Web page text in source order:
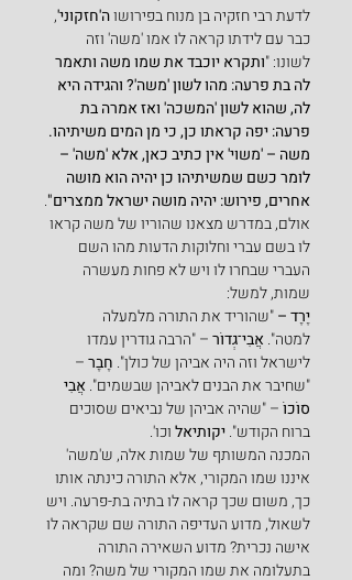
לדעת רבי חזקיה בן מנוח בפירושו ה'חזקוני',
כבר עם לידתו קראה לו אמו 'משה' וזה
לשונו: "ותקרא יוכבד את שמו משה ותאמר
לה בת פרעה: מהו לשון 'משה'? והגידה היא
לה, שהוא לשון 'המשכה' ואז אמרה בת
פרעה: יפה קראתו כן, כי מן המים משיתיהו.
משה – 'משוי' אין כתיב כאן, אלא 'משה' –
לומר כשם שמשיתיהו כן יהיה הוא מושה
אחרים, פירוש: יהיה מושה ישראל ממצרים".
אולם, במדרש מצאנו שהוריו של משה קראו
לו בשם עברי וחלוקות הדעות מהו השם
העברי שבחרו לו ויש לא פחות מעשרה
שמות, למשל:
יֶרֶד – "שהוריד את התורה מלמעלה
למטה". אֲבִי־גְדוֹר – "הרבה גודרין עמדו
לישראל וזה היה אביהן של כולן". חֶבֶר –
"שחיבר את הבנים לאביהן שבשמים". אֲבִי
סוֹכוֹ – "שהיה אביהן של נביאים שסוכים
ברוח הקודש". יקותיאל וכו'.
המכנה המשותף של שמות אלה, ש'משה'
איננו שמו המקורי, אלא התורה כינתה אותו
כך, משום שכך קראה לו בתיה בת-פרעה. ויש
לשאול, מדוע העדיפה התורה שם שקראה לו
אישה נכרית? מדוע השאירה התורה
בתעלומה את שמו המקורי של משה? ומה